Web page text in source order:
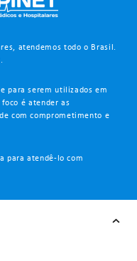
atendemos todo o Brasil.
para serem utilizados em
é atender as
com comprometimento e
para atendê-lo com